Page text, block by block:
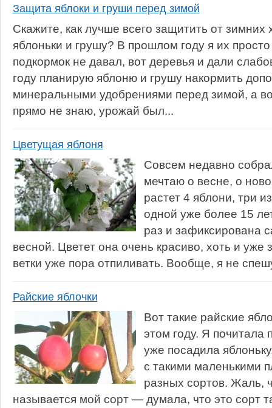
Защита яблоки и груши перед зимой
Скажите, как лучше всего защитить от зимних
яблоньки и грушу? В прошлом году я их просто
подкормок не давал, вот деревья и дали
году планирую яблоню и грушу накормить
минеральными удобрениями перед зимой, а
прямо не знаю, урожай был...
Цветущая яблоня
Совсем недавно
мечтаю о весне, о
растет 4 яблони, три
одной уже более 15
раз и зафиксирована
весной. Цветет она очень красиво, хоть и уже
ветки уже пора отпиливать. Вообще, я не
Райские яблочки
Вот такие райские
этом году. Я почитала
уже посадила
с такими маленькими
разных сортов. Жаль,
называется мой сорт — думала, что это сорт